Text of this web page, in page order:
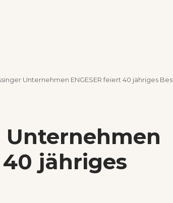
Unternehmen ENGESER feiert 40 jähriges
40 jähriges